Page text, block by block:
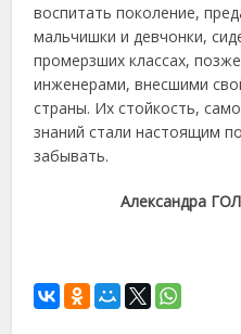
воспитать поколение,
мальчишки и девчонки,
промерзших классах,
инженерами, внесшими
страны. Их стойкость,
знаний стали настоящим
забывать.
Александра